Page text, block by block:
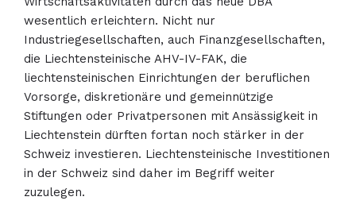
wesentlich erleichtern. Nicht nur
Industriegesellschaften, auch Finanzgesellschaften,
die Liechtensteinische AHV-IV-FAK, die
liechtensteinischen Einrichtungen der beruflichen
Vorsorge, diskretionäre und gemeinnützige
Stiftungen oder Privatpersonen mit Ansässigkeit in
Liechtenstein dürften fortan noch stärker in der
Schweiz investieren. Liechtensteinische Investitionen
in der Schweiz sind daher im Begriff weiter
zuzulegen.